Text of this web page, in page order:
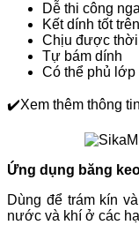
Dễ thi công
Kết dính tốt
Chịu được thời
Tự bám dính
Có thể phủ lớp
✔️Xem thêm thông
Ứng dụng băng
Dùng để trám kín
nước và khí ở các